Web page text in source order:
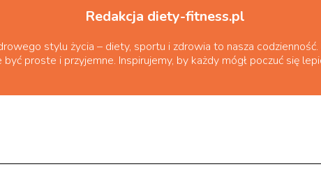
Redakcja diety-fitness.pl
stylu życia – diety, sportu i zdrowia to nasza
proste i przyjemne. Inspirujemy, by każdy mógł poczuć się